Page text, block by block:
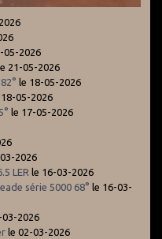
05-2026
le 21-05-2026
le 18-05-2026
18-05-2026
le 17-05-2026
2026
LER le 16-03-2026
série 5000 68° le 16-03-
03-2026
le 02-03-2026